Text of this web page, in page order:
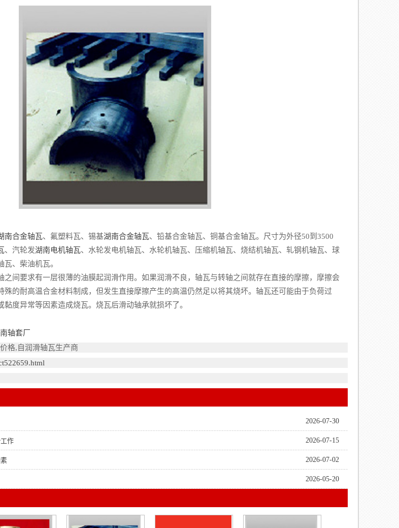
南合金轴瓦、氟塑料瓦、锡基湖南合金轴瓦、铅基合金轴瓦、铜基合金轴瓦。尺寸为外径50到3500
、汽轮发湖南电机轴瓦、水轮发电机轴瓦、水轮机轴瓦、压缩机轴瓦、烧结机轴瓦、轧钢机轴瓦、球
、柴油机瓦。
之间要求有一层很薄的油膜起润滑作用。如果润滑不良，轴瓦与转轴之间就存在直接的摩擦，摩擦会
殊的耐高温合金材料制成，但发生直接摩擦产生的高温仍然足以将其烧坏。轴瓦还可能由于负荷过
度异常等因素造成烧瓦。烧瓦后滑动轴承就损坏了。
轴套厂
格,自润滑轴瓦生产商
2026-07-30
2026-07-15
作
2026-07-02
2026-05-20